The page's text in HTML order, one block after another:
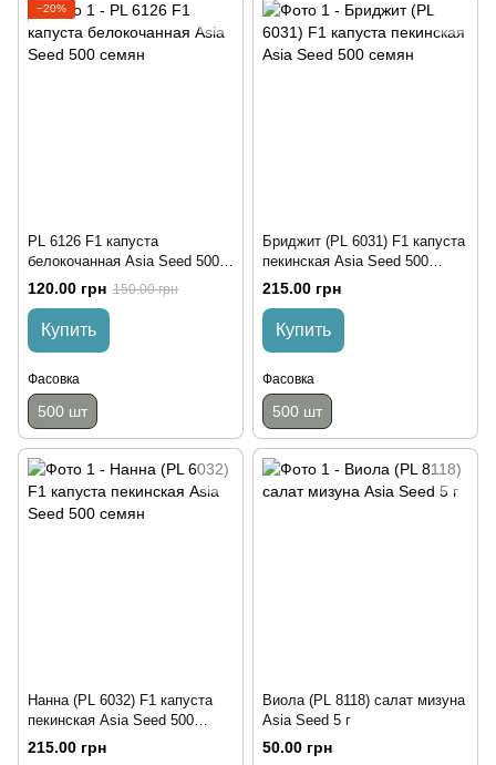
−20%
PL 6126 F1 капуста
белокочанная Asia Seed 500
семян
120.00 грн 150.00 грн
Купить
Фасовка
500 шт
Бриджит (PL 6031) F1 капуста
пекинская Asia Seed 500
семян
215.00 грн
Купить
Фасовка
500 шт
Нанна (PL 6032) F1 капуста
пекинская Asia Seed 500
семян
215.00 грн
Виола (PL 8118) салат мизуна
Asia Seed 5 г
50.00 грн